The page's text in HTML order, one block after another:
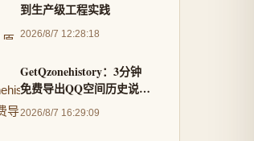
到生产级工程实践
2026/8/7 12:28:18
GetQzonehistory：3分钟
免费导出QQ空间历史说说
的完整解决方案
2026/8/7 16:29:09